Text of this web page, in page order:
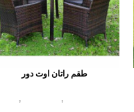
طقم راتان اوت دور
أثاث اوت دور, أطقم راتان,